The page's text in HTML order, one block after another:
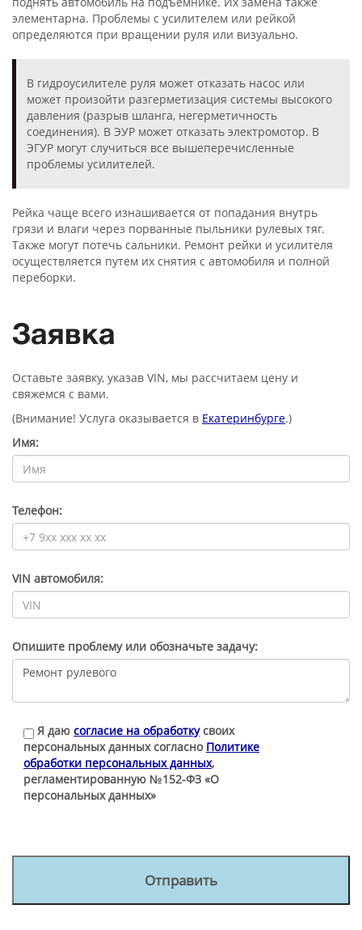
элементарна. Проблемы с усилителем или рейкой
определяются при вращении руля или визуально.
В гидроусилителе руля может отказать насос или
может произойти разгерметизация системы высокого
давления (разрыв шланга, негерметичность
соединения). В ЭУР может отказать электромотор. В
ЭГУР могут случиться все вышеперечисленные
проблемы усилителей.
Рейка чаще всего изнашивается от попадания внутрь
грязи и влаги через порванные пыльники рулевых тяг.
Также могут потечь сальники. Ремонт рейки и усилителя
осуществляется путем их снятия с автомобиля и полной
переборки.
Заявка
Оставьте заявку, указав VIN, мы рассчитаем цену и
свяжемся с вами.
(Внимание! Услуга оказывается в Екатеринбурге.)
Имя:
Телефон:
VIN автомобиля:
Опишите проблему или обозначьте задачу:
Я даю согласие на обработкусвоих
персональных данных согласно Политике
обработки персональных данных,
регламентированную №152-ФЗ «О
персональных данных»